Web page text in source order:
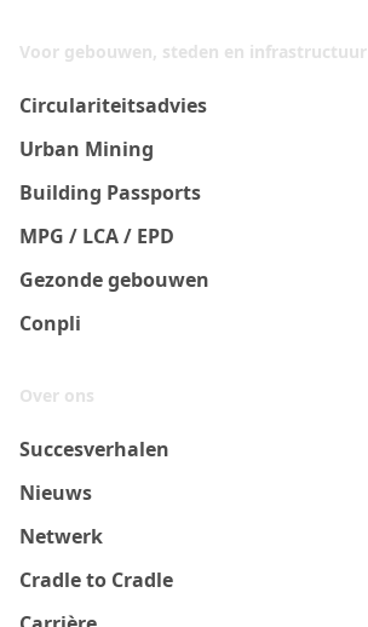
Voor gebouwen, steden en infrastructuur
Circulariteitsadvies
Urban Mining
Building Passports
MPG / LCA / EPD
Gezonde gebouwen
Conpli
Over ons
Succesverhalen
Nieuws
Netwerk
Cradle to Cradle